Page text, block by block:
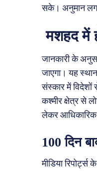
सके। अनुमान
मशहद में
जानकारी के
जाएगा। यह स्थान
संस्कार में विदेशों
कश्मीर क्षेत्र से
लेकर आधिकारिक
100 दिन
मीडिया